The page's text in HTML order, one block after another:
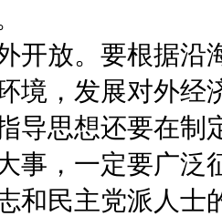
开放。要根据沿
境，发展对外经
导思想还要在制
事，一定要广泛
和民主党派人士